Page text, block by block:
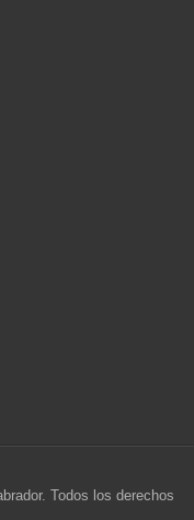
Todos los derechos